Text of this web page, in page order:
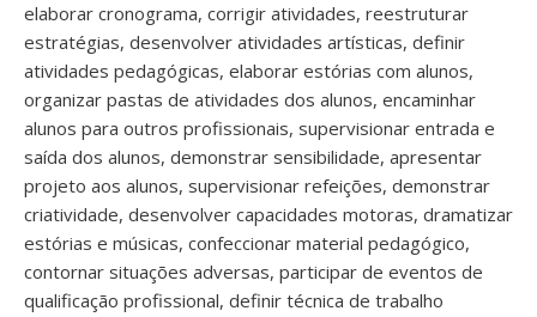
elaborar cronograma, corrigir atividades, reestruturar
estratégias, desenvolver atividades artísticas, definir
atividades pedagógicas, elaborar estórias com alunos,
organizar pastas de atividades dos alunos, encaminhar
alunos para outros profissionais, supervisionar entrada e
saída dos alunos, demonstrar sensibilidade, apresentar
projeto aos alunos, supervisionar refeições, demonstrar
criatividade, desenvolver capacidades motoras, dramatizar
estórias e músicas, confeccionar material pedagógico,
contornar situações adversas, participar de eventos de
qualificação profissional, definir técnica de trabalho